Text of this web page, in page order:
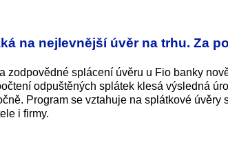
na nejlevnější úvěr na trhu. Za
zodpovědné splácení úvěru u Fio banky
odpuštěných splátek klesá výsledná
Program se vztahuje na splátkové úvěry
i firmy.